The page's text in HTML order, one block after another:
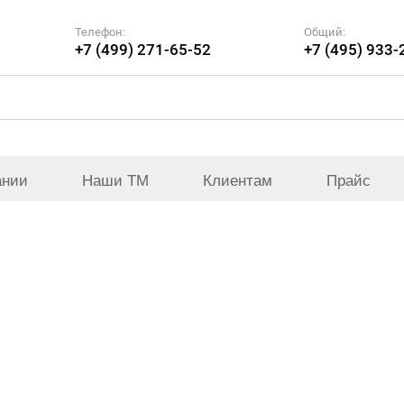
Телефон:
+7 (499) 271-65-52
Общий:
+7 (495) 933-
Наши ТМ Клиентам Прайс